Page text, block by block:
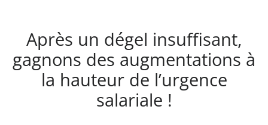
Après un dégel insuffisant,
gagnons des augmentations à
la hauteur de l’urgence
salariale !